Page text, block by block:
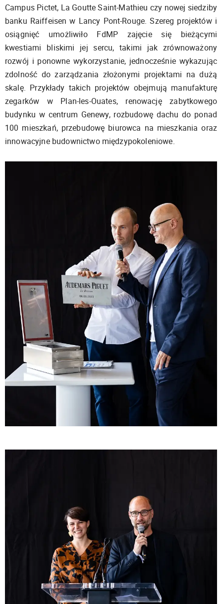
Campus Pictet, La Goutte Saint-Mathieu czy nowej siedziby
banku Raiffeisen w Lancy Pont-Rouge. Szereg projektów i
osiągnięć umożliwiło FdMP zajęcie się bieżącymi
kwestiami bliskimi jej sercu, takimi jak zrównoważony
rozwój i ponowne wykorzystanie, jednocześnie wykazując
zdolność do zarządzania złożonymi projektami na dużą
skalę. Przykłady takich projektów obejmują manufakturę
zegarków w Plan-les-Ouates, renowację zabytkowego
budynku w centrum Genewy, rozbudowę dachu do ponad
100 mieszkań, przebudowę biurowca na mieszkania oraz
innowacyjne budownictwo międzypokoleniowe.